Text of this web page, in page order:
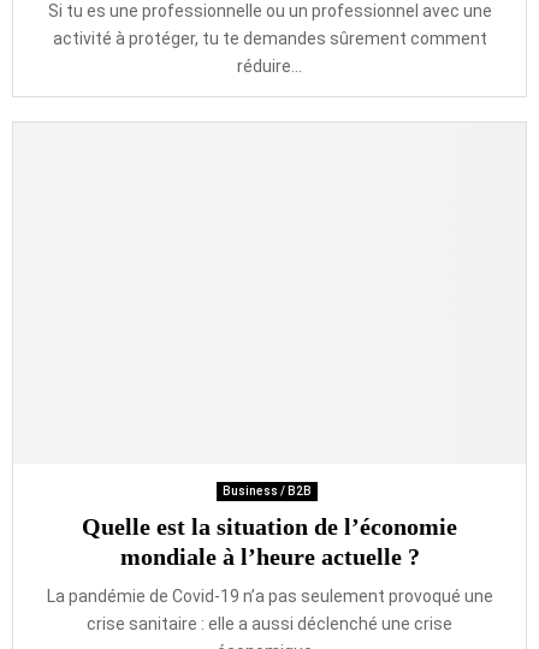
Si tu es une professionnelle ou un professionnel avec une
activité à protéger, tu te demandes sûrement comment
réduire...
Business / B2B
Quelle est la situation de l’économie
mondiale à l’heure actuelle ?
La pandémie de Covid-19 n’a pas seulement provoqué une
crise sanitaire : elle a aussi déclenché une crise